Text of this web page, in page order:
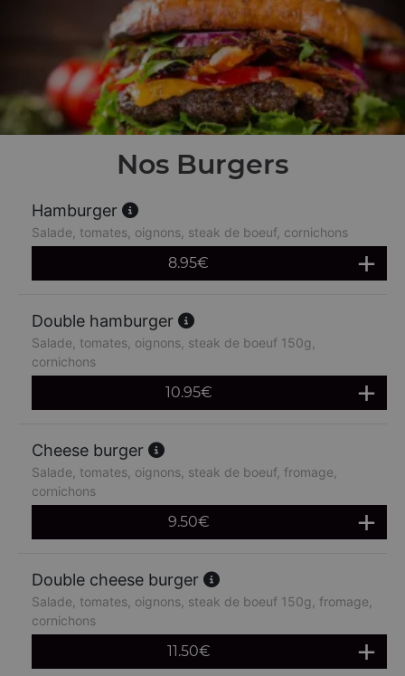
Nos Burgers
Hamburger
Salade, tomates, oignons, steak de boeuf, cornichons
8.95€
Double hamburger
Salade, tomates, oignons, steak de boeuf 150g,
cornichons
10.95€
Cheese burger
Salade, tomates, oignons, steak de boeuf, fromage,
cornichons
9.50€
Double cheese burger
Salade, tomates, oignons, steak de boeuf 150g, fromage,
cornichons
11.50€